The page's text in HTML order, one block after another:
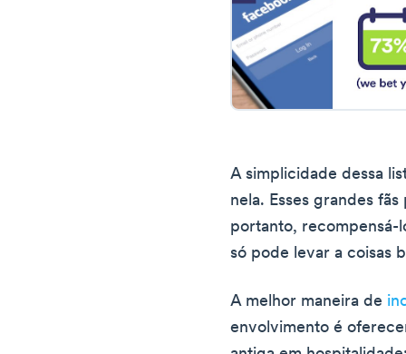
A simplicidade dessa
nela. Esses grandes
portanto, recompensá-
só pode levar a coisas
A melhor maneira de
envolvimento é